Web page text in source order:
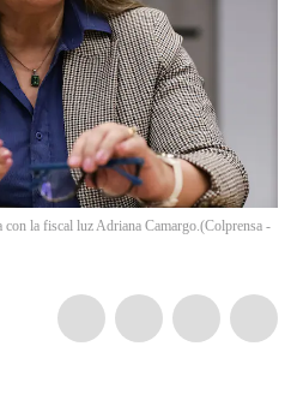
la fiscal luz Adriana Camargo.(Colprensa -